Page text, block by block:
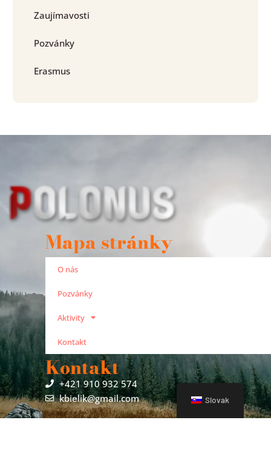
Zaujímavosti
Pozvánky
Erasmus
Mapa stránky
O nás
Pozvánky
Aktivity
Kontakt
Kontakt
+421 910 932 574
kbielik@gmail.com
Slovak